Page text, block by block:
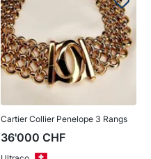
Cartier Collier Penelope 3 Rangs
36'000 CHF